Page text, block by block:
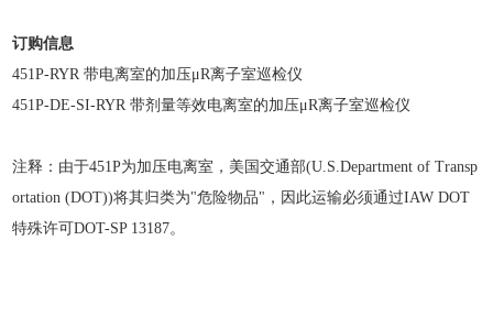
订购信息
451P-RYR 带电离室的加压μR离子室巡检仪
451P-DE-SI-RYR 带剂量等效电离室的加压μR离子室巡检仪
注释：由于451P为加压电离室，美国交通部(U.S.Department of Transp
ortation (DOT))将其归类为"危险物品"，因此运输必须通过IAW DOT
特殊许可DOT-SP 13187。